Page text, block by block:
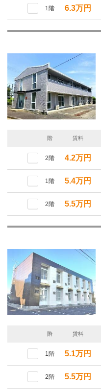
1階 6.3万円
階 賃料
2階 4.2万円
1階 5.4万円
2階 5.5万円
階 賃料
1階 5.1万円
2階 5.5万円